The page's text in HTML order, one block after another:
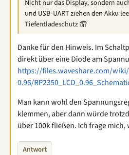
Nicht nur das Display, sondern
und USB-UART ziehen den Akku
Tiefentladeschutz 🤦
Danke für den Hinweis. Im
direkt über eine Diode am
https://files.waveshare.com/wiki/
0.96/
Man kann wohl den
klemmen, aber dann würde
über 100k fließen. Ich frage mich,
Antwort